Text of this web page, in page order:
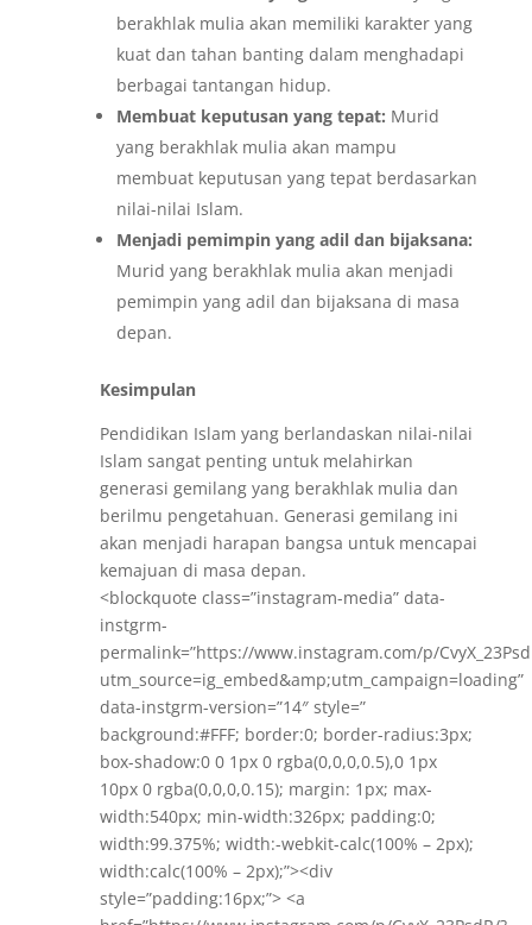
berakhlak mulia akan memiliki karakter yang
kuat dan tahan banting dalam menghadapi
berbagai tantangan hidup.
Membuat keputusan yang tepat: Murid
yang berakhlak mulia akan mampu
membuat keputusan yang tepat berdasarkan
nilai-nilai Islam.
Menjadi pemimpin yang adil dan bijaksana:
Murid yang berakhlak mulia akan menjadi
pemimpin yang adil dan bijaksana di masa
depan.
Kesimpulan
Pendidikan Islam yang berlandaskan nilai-nilai
Islam sangat penting untuk melahirkan
generasi gemilang yang berakhlak mulia dan
berilmu pengetahuan. Generasi gemilang ini
akan menjadi harapan bangsa untuk mencapai
kemajuan di masa depan.
<blockquote class=”instagram-media” data-
instgrm-
permalink=”https://www.instagram.com/p/
utm_source=ig_embed&amp;utm_campaign=loading”
data-instgrm-version=”14″ style=”
background:#FFF; border:0; border-radius:3px;
box-shadow:0 0 1px 0 rgba(0,0,0,0.5),0 1px
10px 0 rgba(0,0,0,0.15); margin: 1px; max-
width:540px; min-width:326px; padding:0;
width:99.375%; width:-webkit-calc(100% – 2px);
width:calc(100% – 2px);”><div
style=”padding:16px;”> <a